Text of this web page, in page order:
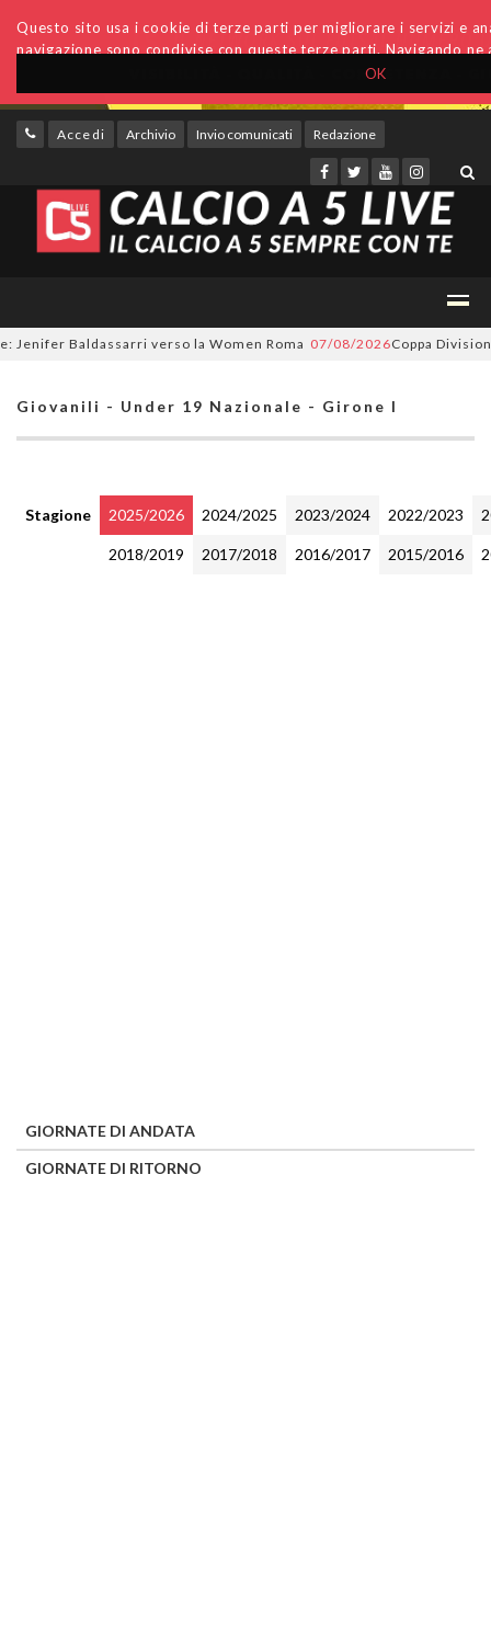
OK
Questo sito usa i cookie di terze parti per migliorare i servizi e
navigazione sono condivise con queste terze parti. Navigando
Accedi Archivio Invio comunicati Redazione
Baldassarri verso la Women Roma 07/08/2026Coppa Divisione,
Giovanili - Under 19 Nazionale - Girone I
Stagione 2025/2026 2024/2025 2023/2024 2022/2023
2018/2019 2017/2018 2016/2017 2015/2016
GIORNATE DI ANDATA
GIORNATE DI RITORNO